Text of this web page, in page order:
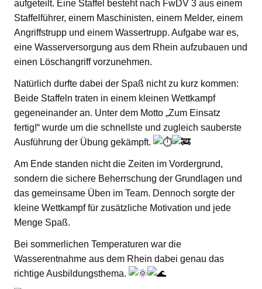
aufgeteilt. Eine Staffel besteht nach FwDV 3 aus einem
Staffelführer, einem Maschinisten, einem Melder, einem
Angriffstrupp und einem Wassertrupp. Aufgabe war es,
eine Wasserversorgung aus dem Rhein aufzubauen und
einen Löschangriff vorzunehmen.
Natürlich durfte dabei der Spaß nicht zu kurz kommen:
Beide Staffeln traten in einem kleinen Wettkampf
gegeneinander an. Unter dem Motto „Zum Einsatz
fertig!“ wurde um die schnellste und zugleich sauberste
Ausführung der Übung gekämpft.
Am Ende standen nicht die Zeiten im Vordergrund,
sondern die sichere Beherrschung der Grundlagen und
das gemeinsame Üben im Team. Dennoch sorgte der
kleine Wettkampf für zusätzliche Motivation und jede
Menge Spaß.
Bei sommerlichen Temperaturen war die
Wasserentnahme aus dem Rhein dabei genau das
richtige Ausbildungsthema.